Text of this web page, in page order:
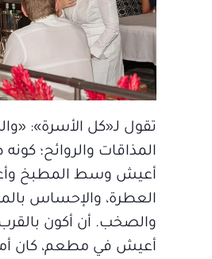
تقول لـ«كل الأسرة»:
المذاقات والروائح؛
أعيش وسط المطبخ
العطرة، والإحساس
والصخب. أن أكون
أعيش في مطعم، كان